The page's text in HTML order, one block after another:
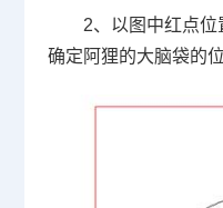
2、以图中红点
确定阿狸的大脑袋的位